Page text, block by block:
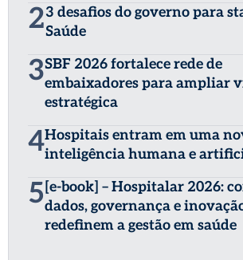
23 desafios do governo para
Saúde
3SBF 2026 fortalece rede de
embaixadores para ampliar
estratégica
4Hospitais entram em uma
inteligência humana e
5 [e-book] – Hospitalar 2026:
dados, governança e
redefinem a gestão em saúde